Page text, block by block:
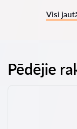
Visi
Pēdējie